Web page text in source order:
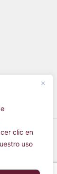
clic en
uso